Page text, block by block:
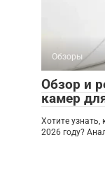
Обзоры
Обзор и
камер
Хотите узнать,
2026 году?